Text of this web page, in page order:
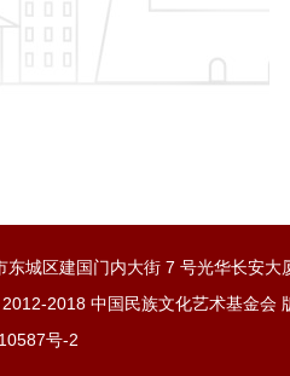
东城区建国门内大街 7 号光华长安大
2018 中国民族文化艺术基金会
号-2